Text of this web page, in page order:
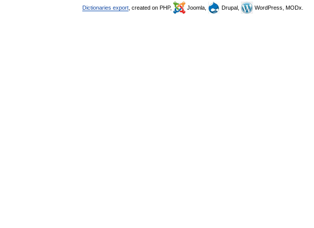
Dictionaries export , created on PHP, Joomla, Drupal, WordPress, MODx.